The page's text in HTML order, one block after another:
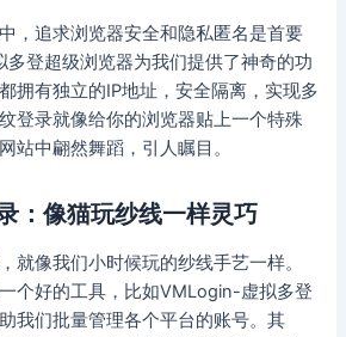
，追求浏览器安全和隐私匿名是首要
登超级浏览器为我们提供了神奇的功
拥有独立的IP地址，安全隔离，实现多
登录就像给你的浏览器贴上一个特殊
站中翩然舞蹈，引人瞩目。
：像猫玩纱线一样灵巧
就像我们小时候玩的纱线手艺一样。
个好的工具，比如VMLogin-虚拟多登
我们批量管理各个平台的账号。其